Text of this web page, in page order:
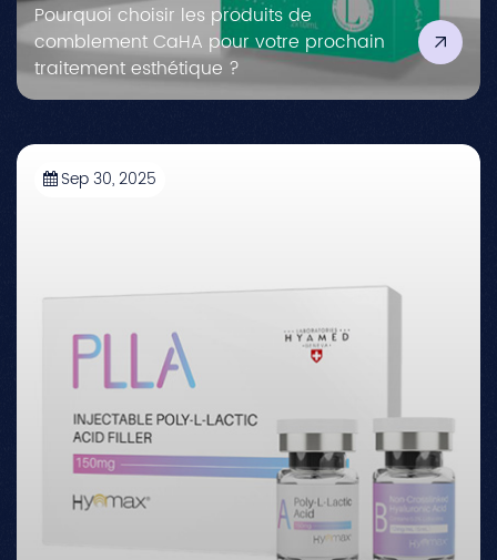
Pourquoi choisir les produits de
comblement CaHA pour votre prochain
traitement esthétique ?
Sep 30, 2025